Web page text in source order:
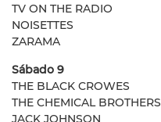
TV ON THE RADIO
NOISETTES
ZARAMA
Sábado 9
THE BLACK CROWES
THE CHEMICAL BROTHERS
JACK JOHNSON